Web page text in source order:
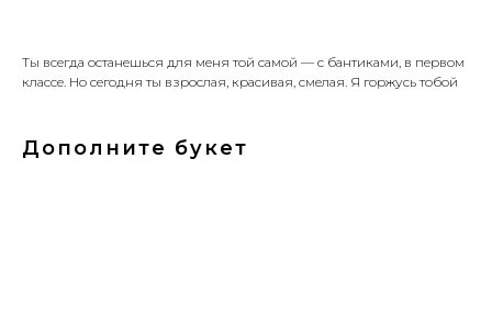
Ты всегда останешься для меня той самой — с бантиками, в первом
классе. Но сегодня ты взрослая, красивая, смелая. Я горжусь тобой
Дополните букет